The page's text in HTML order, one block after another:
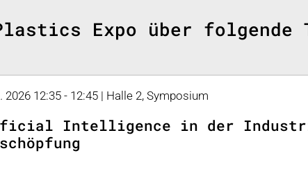
Expo über folgende
2026 12:35 - 12:45 | Halle 2, Symposium
Intelligence in der